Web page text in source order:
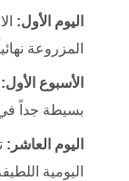
اليوم الأول:
المزروعة
الأسبوع الأول:
بسيطة جداً
اليوم العاشر:
اليومية